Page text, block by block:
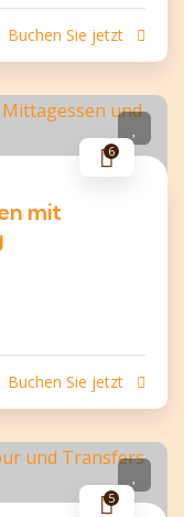
Buchen Sie jetzt
6
mit
Buchen Sie jetzt
5